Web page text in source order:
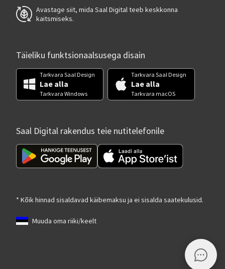
Avastage siit, mida Saal Digital teeb keskkonna
kaitsmiseks.
Täieliku funktsionaalsusega disain
Tarkvara Saal Design
Lae alla
Tarkvara Windows
Tarkvara Saal Design
Lae alla
Tarkvara macOS
Saal Digital rakendus teie nutitelefonile
* Kõik hinnad sisaldavad käibemaksu ja ei sisalda saatekulusid.
Muuda oma riiki/keelt